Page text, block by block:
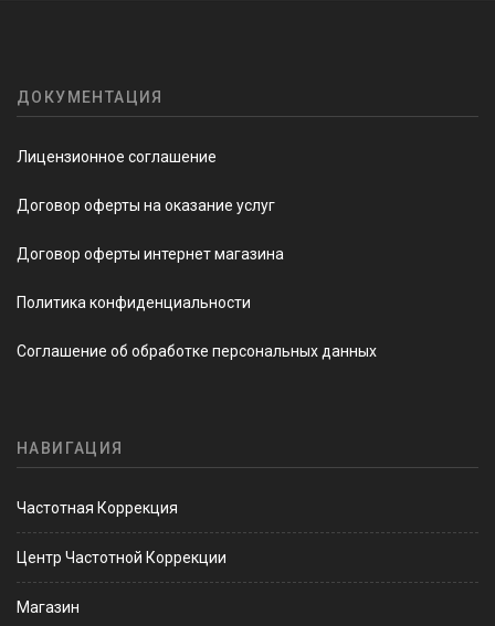
ДОКУМЕНТАЦИЯ
Лицензионное соглашение
Договор оферты на оказание услуг
Договор оферты интернет магазина
Политика конфиденциальности
Соглашение об обработке персональных данных
НАВИГАЦИЯ
Частотная Коррекция
Центр Частотной Коррекции
Магазин